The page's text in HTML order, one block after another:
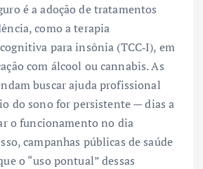
é a adoção de tratamentos
como a terapia
para insônia (TCC‑I), em
com álcool ou cannabis. As
buscar ajuda profissional
do sono for persistente — dias a
o funcionamento no dia
campanhas públicas de saúde
o “uso pontual” dessas